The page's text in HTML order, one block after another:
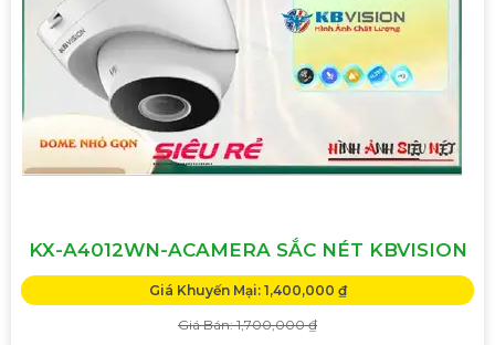
KX-A4012WN-ACAMERA SẮC NÉT KBVISION
Giá Khuyến Mại: 1,400,000 ₫
Giá Bán: 1,700,000 ₫